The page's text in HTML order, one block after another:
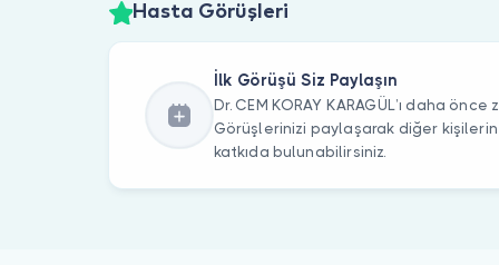
Hasta Görüşleri
İlk Görüşü Siz Paylaşın
Dr. CEM KORAY KARAGÜL’ı daha
Görüşlerinizi paylaşarak diğer
katkıda bulunabilirsiniz.